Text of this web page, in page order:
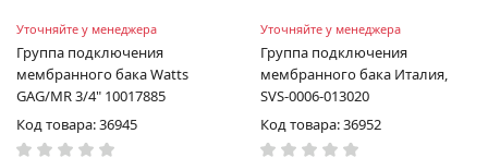
Уточняйте у менеджера
Группа подключения
мембранного бака Watts
GAG/MR 3/4" 10017885
Код товара: 36945
Уточняйте у менеджера
Группа подключения
мембранного бака Италия,
SVS-0006-013020
Код товара: 36952